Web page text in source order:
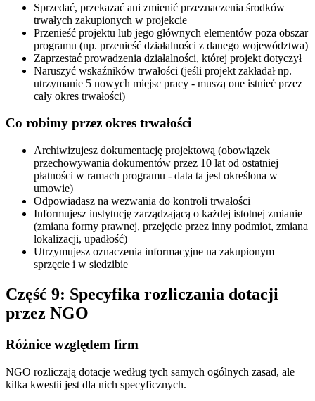
Sprzedać, przekazać ani zmienić przeznaczenia środków
trwałych zakupionych w projekcie
Przenieść projektu lub jego głównych elementów poza obszar
programu (np. przenieść działalności z danego województwa)
Zaprzestać prowadzenia działalności, której projekt dotyczył
Naruszyć wskaźników trwałości (jeśli projekt zakładał np.
utrzymanie 5 nowych miejsc pracy - muszą one istnieć przez
cały okres trwałości)
Co robimy przez okres trwałości
Archiwizujesz dokumentację projektową (obowiązek
przechowywania dokumentów przez 10 lat od ostatniej
płatności w ramach programu - data ta jest określona w
umowie)
Odpowiadasz na wezwania do kontroli trwałości
Informujesz instytucję zarządzającą o każdej istotnej zmianie
(zmiana formy prawnej, przejęcie przez inny podmiot, zmiana
lokalizacji, upadłość)
Utrzymujesz oznaczenia informacyjne na zakupionym
sprzęcie i w siedzibie
Część 9: Specyfika rozliczania dotacji
przez NGO
Różnice względem firm
NGO rozliczają dotacje według tych samych ogólnych zasad, ale
kilka kwestii jest dla nich specyficznych.